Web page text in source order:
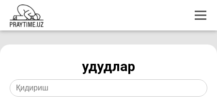
Ҳудудлар